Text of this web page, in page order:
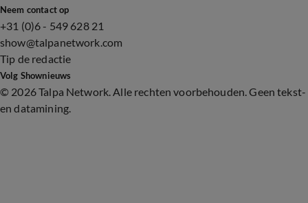
Neem contact op
+31 (0)6 - 549 628 21
show@talpanetwork.com
Tip de redactie
Volg Shownieuws
© 2026 Talpa Network. Alle rechten voorbehouden. Geen tekst-
en datamining.